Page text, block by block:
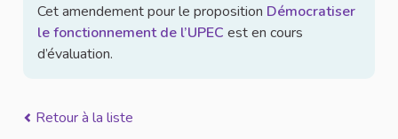
Cet amendement pour le proposition Démocratiser
le fonctionnement de l’UPEC est en cours
d’évaluation.
Retour à la liste